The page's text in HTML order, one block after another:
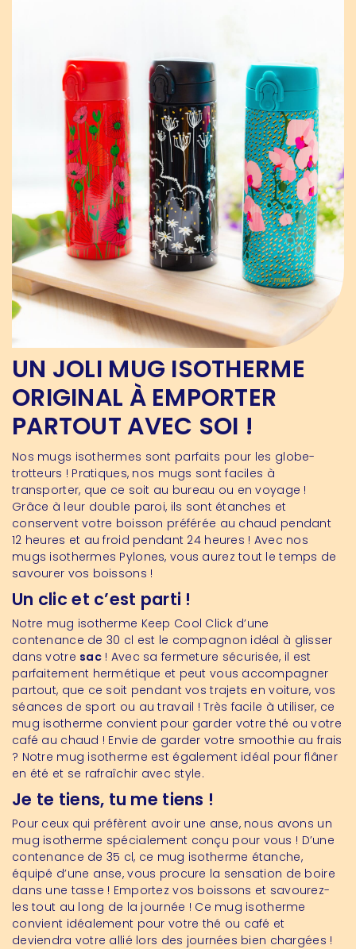
UN JOLI MUG ISOTHERME
ORIGINAL À EMPORTER
PARTOUT AVEC SOI !
Nos mugs isothermes sont parfaits pour les globe-
trotteurs ! Pratiques, nos mugs sont faciles à
transporter, que ce soit au bureau ou en voyage !
Grâce à leur double paroi, ils sont étanches et
conservent votre boisson préférée au chaud pendant
12 heures et au froid pendant 24 heures ! Avec nos
mugs isothermes Pylones, vous aurez tout le temps de
savourer vos boissons !
Un clic et c’est parti !
Notre mug isotherme Keep Cool Click d’une
contenance de 30 cl est le compagnon idéal à glisser
dans votre sac! Avec sa fermeture sécurisée, il est
parfaitement hermétique et peut vous accompagner
partout, que ce soit pendant vos trajets en voiture, vos
séances de sport ou au travail ! Très facile à utiliser, ce
mug isotherme convient pour garder votre thé ou votre
café au chaud ! Envie de garder votre smoothie au frais
? Notre mug isotherme est également idéal pour flâner
en été et se rafraîchir avec style.
Je te tiens, tu me tiens !
Pour ceux qui préfèrent avoir une anse, nous avons un
mug isotherme spécialement conçu pour vous ! D’une
contenance de 35 cl, ce mug isotherme étanche,
équipé d’une anse, vous procure la sensation de boire
dans une tasse ! Emportez vos boissons et savourez-
les tout au long de la journée ! Ce mug isotherme
convient idéalement pour votre thé ou café et
deviendra votre allié lors des journées bien chargées !